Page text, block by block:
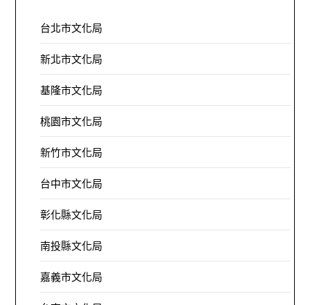
台北市文化局
新北市文化局
基隆市文化局
桃園市文化局
新竹市文化局
台中市文化局
彰化縣文化局
南投縣文化局
嘉義市文化局